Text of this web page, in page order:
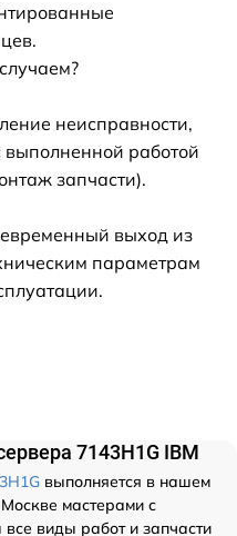
неисправности,
выполненной работой
запчасти).
выход из
параметрам
7143H1G IBM
выполняется в нашем
мастерами с
виды работ и запчасти